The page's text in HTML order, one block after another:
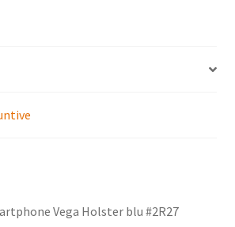
Vega Holster blu #2R27